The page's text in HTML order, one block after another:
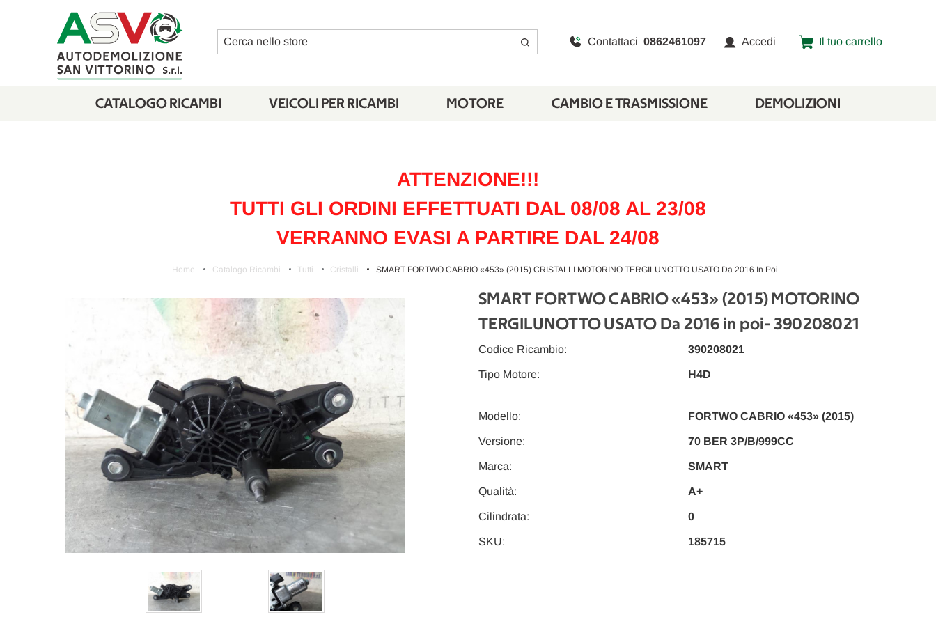
Cerca Contattaci 0862461097 Accedi Il tuo carrello
CATALOGO RICAMBI VEICOLI PER RICAMBI MOTORE CAMBIO E TRASMISSIONE DEMOLIZIONI
ATTENZIONE!!!
TUTTI GLI ORDINI EFFETTUATI DAL 08/08 AL 23/08
VERRANNO EVASI A PARTIRE DAL 24/08
Home Catalogo Ricambi Tutti Cristalli SMART FORTWO CABRIO «453» (2015) CRISTALLI MOTORINO TERGILUNOTTO USATO Da 2016 In Poi
SMART FORTWO CABRIO «453» (2015) MOTORINO
TERGILUNOTTO USATO Da 2016 in poi- 390208021
Modello: FORTWO CABRIO «453» (2015)
Versione: 70 BER 3P/B/999CC
Codice Ricambio: 390208021
Cilindrata: 0
Tipo Motore: H4D
Marca: SMART
Qualità: A+
SKU: 185715